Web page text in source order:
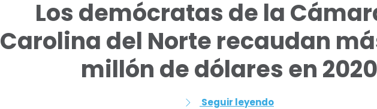
Los demócratas de la
Carolina del Norte recaudan
millón de dólares en 2020
Seguir leyendo